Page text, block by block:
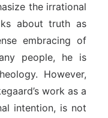
the irrational
about truth as
embracing of
people, he is
However,
work as a
intention, is not